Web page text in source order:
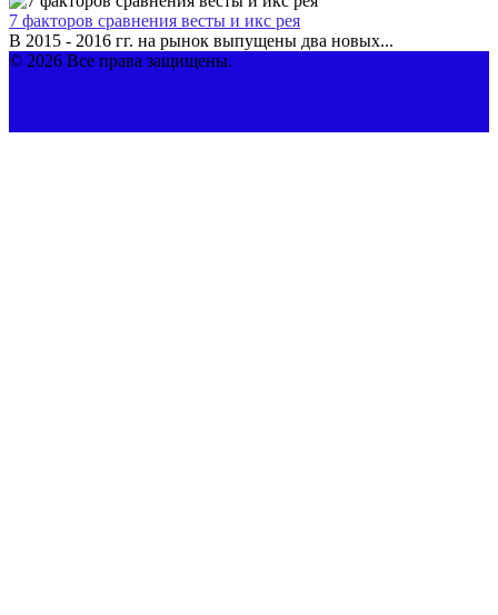
7 факторов сравнения весты и икс рея
В 2015 - 2016 гг. на рынок выпущены два новых...
© 2026 Все права защищены.